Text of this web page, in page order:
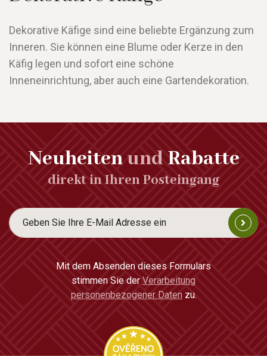
Dekorative Käfige sind eine beliebte Ergänzung zum
Inneren. Sie können eine Blume oder Kerze in den
Käfig legen und sofort eine schöne
Inneneinrichtung, aber auch eine Gartendekoration.
NeuheitenundRabatte
direkt in Ihren Posteingang
Mit dem Absenden dieses Formulars
stimmen Sie der Verarbeitung
personenbezogener Daten zu.